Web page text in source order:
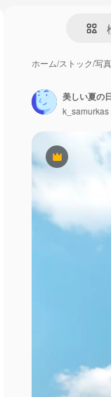
ホーム/ストック/写真
Premium
美しい夏の
k_samurkas